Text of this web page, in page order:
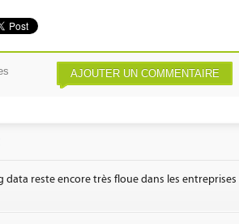
AJOUTER UN COMMENTAIRE
data reste encore très floue dans les entreprises